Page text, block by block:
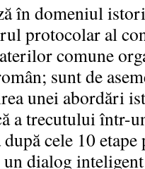
în domeniul
protocolar al
comune
sunt de
unei abordări
a trecutului într-
cele 10 etape
un dialog